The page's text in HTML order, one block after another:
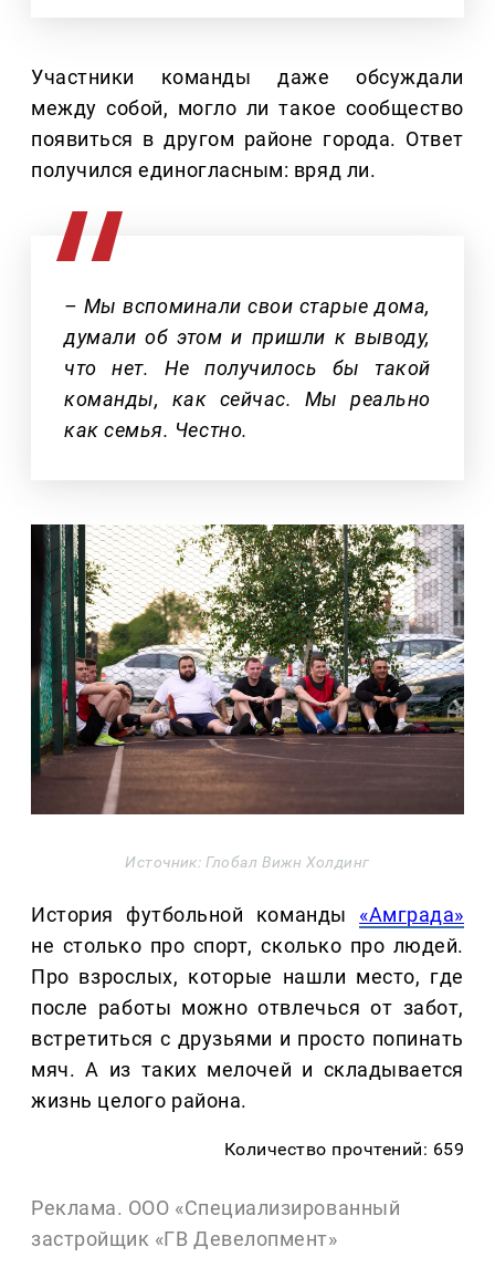
Участники команды даже обсуждали
между собой, могло ли такое сообщество
появиться в другом районе города. Ответ
получился единогласным: вряд ли.
– Мы вспоминали свои старые дома,
думали об этом и пришли к выводу,
что нет. Не получилось бы такой
команды, как сейчас. Мы реально
как семья. Честно.
Источник: Глобал Вижн Холдинг
История футбольной команды «Амграда»
не столько про спорт, сколько про людей.
Про взрослых, которые нашли место, где
после работы можно отвлечься от забот,
встретиться с друзьями и просто попинать
мяч. А из таких мелочей и складывается
жизнь целого района.
Количество прочтений: 659
Реклама. ООО «Специализированный
застройщик «ГВ Девелопмент»